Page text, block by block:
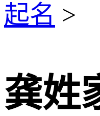
起名 >
龚姓